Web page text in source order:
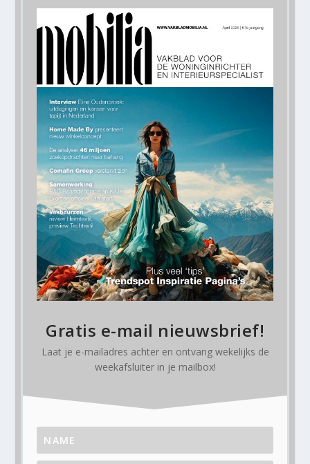
Gratis e-mail nieuwsbrief!
Laat je e-mailadres achter en ontvang wekelijks de
weekafsluiter in je mailbox!